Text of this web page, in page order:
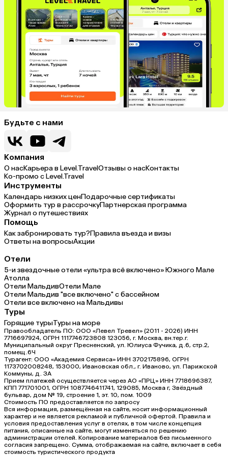
пальмы кокоса, как по музею
ходила, рассматривала))
Кокосовые колбаски, чипсы из
джекфрута тоже на острове
покупали. Планировали съездить
в Мале погулять, так как до
вылета было много времени, но
дождик нам не дал) В целом очень
хорошо отдохнули! Для
информации, туристический налог
Будьте с нами
Компания
О насКарьера в Level.TravelОтзывы о насКонтакты
Ко-промо с Level.Travel
Инструменты
Календарь низких ценПодарочные сертификаты
Оформить тур в рассрочкуПартнерская программа
Журнал о путешествиях
Помощь
Как забронировать тур?Правила въезда и визы
Ответы на вопросыАкции
Отели
5-и звездочные отели «ультра всё включено» Южного Мале
Атолла
Отели МальдивОтели Мале
Отели Мальдив "все включено" с бассейном
Отели все включено на Мальдивы
Туры
Горящие турыТуры на море
Правообладатель ПО: ООО «Левел Тревел» (2011 - 2026) ИНН
7716697924, ОГРН 1117746723808 123056, г. Москва, вн.тер.г.
Муниципальный округ Пресненский, ул. Юлиуса Фучика, д.6, стр.2,
помещ.6Ч
Турагент: ООО «Академия Сервиса» ИНН 3702175896, ОГРН
1173702008248, 153000, Ивановская обл., г. Иваново, ул. Парижской
Коммуны, д. ЗА
Прием платежей осуществляется через АО «ПРЦ» ИНН 7718696387,
КПП 771701001, ОГРН 1087746411741, 129085, Москва г, Звёздный
бульвар, дом № 19, строение 1, эт. 10, пом. 1009
Стоимость ПО предоставляется по запросу
Вся информация, размещённая на сайте, носит информационный
характер и не является рекламой и публичной офертой. Правила и
условия предоставления услуг в отелях, в том числе концепция
питания, описанные на сайте, могут изменяться по решению
администрации отелей. Копирование материалов без письменного
согласия запрещено. Сумма, отображаемая на сайте, включает в себя
стоимость туристического продукта